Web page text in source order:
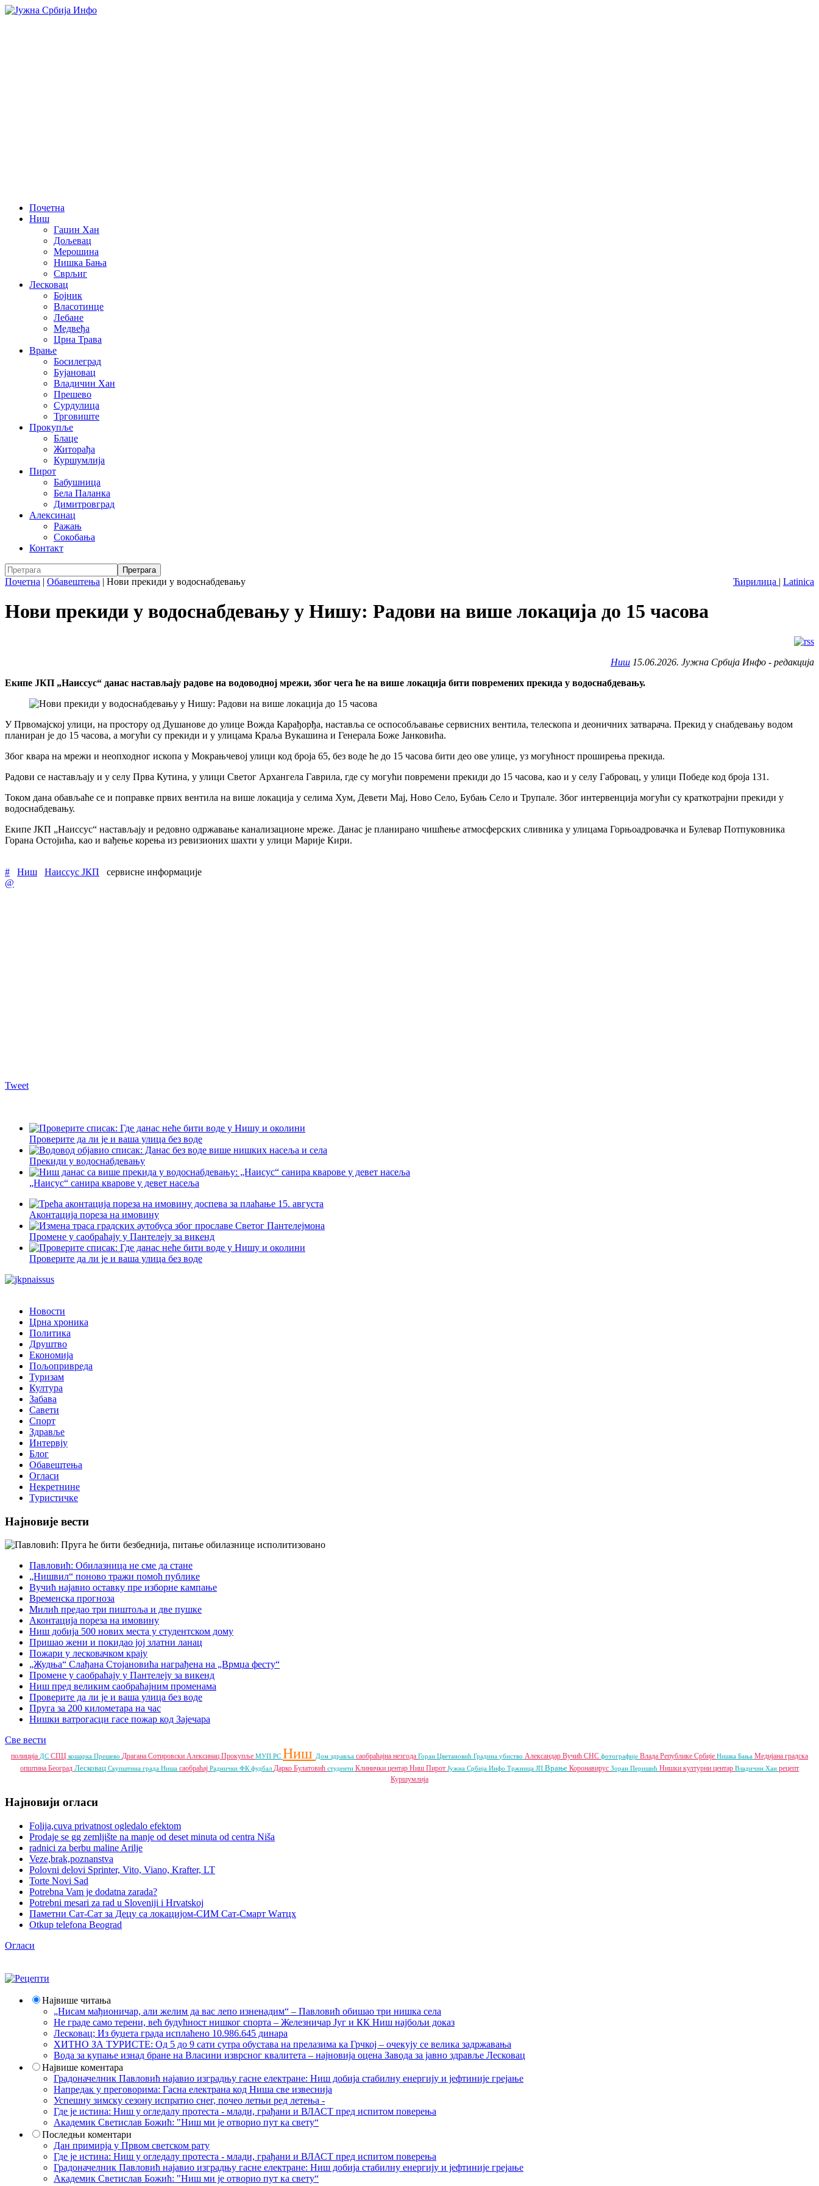
Почетна
Ниш
Гаџин Хан
Дољевац
Мерошина
Нишка Бања
Сврљиг
Лесковац
Бојник
Власотинце
Лебане
Медвеђа
Црна Трава
Врање
Босилеград
Бујановац
Владичин Хан
Прешево
Сурдулица
Трговиште
Прокупље
Блаце
Житорађа
Куршумлија
Пирот
Бабушница
Бела Паланка
Димитровград
Алексинац
Ражањ
Сокобања
Контакт
Ћирилица | Latinica
Почетна | Обавештења | Нови прекиди у водоснабдевању
Нови прекиди у водоснабдевању у Нишу: Радови на више локација до 15 часова
Ниш 15.06.2026. Јужна Србија Инфо - редакција
Екипе ЈКП „Наиссус“ данас настављају радове на водоводној мрежи, због чега ће на више локација бити повремених прекида у водоснабдевању.
У Првомајској улици, на простору од Душанове до улице Вожда Карађорђа, наставља се оспособљавање сервисних вентила, телескопа и деоничних затварача. Прекид у снабдевању водом
планиран је до 15 часова, а могући су прекиди и у улицама Краља Вукашина и Генерала Боже Јанковића.
Због квара на мрежи и неопходног ископа у Мокрањчевој улици код броја 65, без воде ће до 15 часова бити део ове улице, уз могућност проширења прекида.
Радови се настављају и у селу Прва Кутина, у улици Светог Архангела Гаврила, где су могући повремени прекиди до 15 часова, као и у селу Габровац, у улици Победе код броја 131.
Током дана обављаће се и поправке првих вентила на више локација у селима Хум, Девети Мај, Ново Село, Бубањ Село и Трупале. Због интервенција могући су краткотрајни прекиди у
водоснабдевању.
Екипе ЈКП „Наиссус“ настављају и редовно одржавање канализационе мреже. Данас је планирано чишћење атмосферских сливника у улицама Горњоадровачка и Булевар Потпуковника
Горана Остојића, као и вађење корења из ревизионих шахти у улици Марије Кири.
# Ниш Наиссус ЈКП
сервисне информације
@
Tweet
Проверите да ли је и ваша улица без воде
Прекиди у водоснабдевању
„Наисус“ санира кварове у девет насеља
Аконтација пореза на имовину
Промене у саобраћају у Пантелеју за викенд
Проверите да ли је и ваша улица без воде
Новости
Црна хроника
Политика
Друштво
Економија
Пољопривреда
Туризам
Култура
Забава
Савети
Спорт
Здравље
Интервју
Блог
Обавештења
Огласи
Некретнине
Туристичке
Најновије вести
Павловић: Обилазница не сме да стане
„Нишвил“ поново тражи помоћ публике
Вучић најавио оставку пре изборне кампање
Временска прогноза
Милић предао три пиштоља и две пушке
Аконтација пореза на имовину
Ниш добија 500 нових места у студентском дому
Пришао жени и покидао јој златни ланац
Пожари у лесковачком крају
„Жудња“ Слађана Стојановића награђена на „Врмџа фесту“
Промене у саобраћају у Пантелеју за викенд
Ниш пред великим саобраћајним променама
Проверите да ли је и ваша улица без воде
Пруга за 200 километара на час
Нишки ватрогасци гасе пожар код Зајечара
Све вести
полиција ДС СПЦ кошарка Прешево Драгана Сотировски Алексинац Прокупље МУП РС Ниш Дом здравља саобраћајна незгода Горан Цветановић Градина убиство Александар Вучић СНС фотографије Влада Републике Србије Нишка Бања Медијана градска
општина Београд Лесковац Скупштина града Ниша саобраћај Раднички ФК фудбал Дарко Булатовић студенти Клинички центар Ниш Пирот Јужна Србија Инфо Тржница ЈП Врање Коронавирус Зоран Перишић Нишки културни центар Владичин Хан рецепт
Куршумлија
Најновији огласи
Folija,cuva privatnost ogledalo efektom
Prodaje se gg zemljište na manje od deset minuta od centra Niša
radnici za berbu maline Arilje
Veze,brak,poznanstva
Polovni delovi Sprinter, Vito, Viano, Krafter, LT
Torte Novi Sad
Potrebna Vam je dodatna zarada?
Potrebni mesari za rad u Sloveniji i Hrvatskoj
Паметни Сат-Сат за Децу са локацијом-СИМ Сат-Смарт Wатцх
Otkup telefona Beograd
Огласи
Највише читања
„Нисам мађионичар, али желим да вас лепо изненадим“ – Павловић обишао три нишка села
Не граде само терени, већ будућност нишког спорта – Железничар Југ и КК Ниш најбољи доказ
Лесковац; Из буџета града исплаћено 10.986.645 динара
ХИТНО ЗА ТУРИСТЕ: Од 5 до 9 сати сутра обустава на прелазима ка Грчкој – очекују се велика задржавања
Вода за купање изнад бране на Власини изврсног квалитета – најновија оцена Завода за јавно здравље Лесковац
Највише коментара
Градоначелник Павловић најавио изградњу гасне електране: Ниш добија стабилну енергију и јефтиније грејање
Напредак у преговорима: Гасна електрана код Ниша све извеснија
Успешну зимску сезону испратио снег, почео летњи ред летења -
Где је истина: Ниш у огледалу протеста - млади, грађани и ВЛАСТ пред испитом поверења
Академик Светислав Божић: "Ниш ми је отворио пут ка свету“
Последњи коментари
Дан примирја у Првом светском рату
Где је истина: Ниш у огледалу протеста - млади, грађани и ВЛАСТ пред испитом поверења
Градоначелник Павловић најавио изградњу гасне електране: Ниш добија стабилну енергију и јефтиније грејање
Академик Светислав Божић: "Ниш ми је отворио пут ка свету“